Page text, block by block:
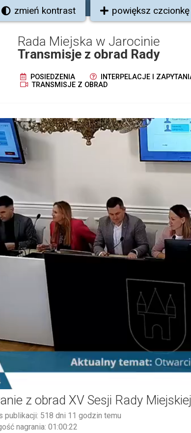
zmień kontrast powiększ czcionkę
Rada Miejska w Jarocinie
Transmisje z obrad Rady
POSIEDZENIA INTERPELACJE I
TRANSMISJE Z OBRAD
z obrad XV Sesji Rady
publikacji: 518 dni 11 godzin temu
nagrania: 01:00:22